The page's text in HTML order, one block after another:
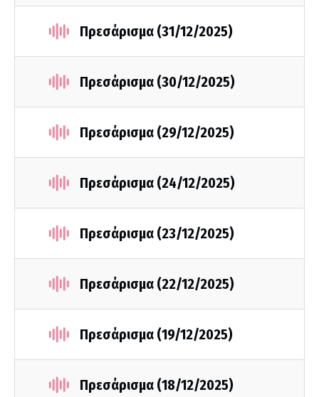
Πρεσάρισμα (31/12/2025)
Πρεσάρισμα (30/12/2025)
Πρεσάρισμα (29/12/2025)
Πρεσάρισμα (24/12/2025)
Πρεσάρισμα (23/12/2025)
Πρεσάρισμα (22/12/2025)
Πρεσάρισμα (19/12/2025)
Πρεσάρισμα (18/12/2025)